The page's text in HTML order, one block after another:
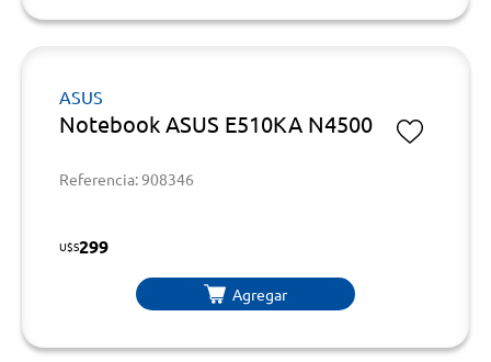
ASUS
Notebook ASUS E510KA N4500
Referencia: 908346
U$S299
Agregar